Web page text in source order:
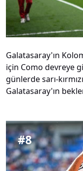
Galatasaray'ın
için Como devreye
günlerde sarı-
Galatasaray'ın
#8